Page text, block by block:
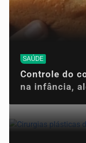
SAÚDE
Controle do
na infância,